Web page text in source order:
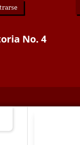
No. 4